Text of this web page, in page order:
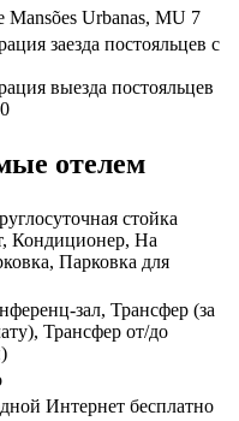
Mansões Urbanas, MU 7
заезда постояльцев с
выезда постояльцев
отелем
стойка
Кондиционер, На
Парковка для
зал, Трансфер (за
Трансфер от/до
Интернет бесплатно